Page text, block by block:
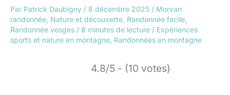
Par Patrick Daubigny / 8 décembre 2025 / Morvan
randonnée, Nature et découverte, Randonnée facile,
Randonnée vosges / 8 minutes de lecture / Expériences
sports et nature en montagne, Randonnées en montagne
4.8/5 - (10 votes)